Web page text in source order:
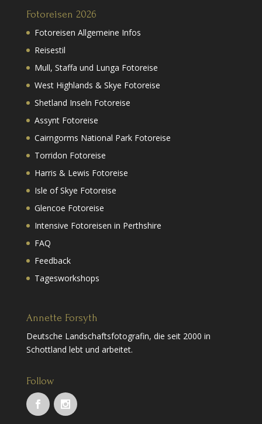
Fotoreisen 2026
Fotoreisen Allgemeine Infos
Reisestil
Mull, Staffa und Lunga Fotoreise
West Highlands & Skye Fotoreise
Shetland Inseln Fotoreise
Assynt Fotoreise
Cairngorms National Park Fotoreise
Torridon Fotoreise
Harris & Lewis Fotoreise
Isle of Skye Fotoreise
Glencoe Fotoreise
Intensive Fotoreisen in Perthshire
FAQ
Feedback
Tagesworkshops
Annette Forsyth
Deutsche Landschaftsfotografin, die seit 2000 in
Schottland lebt und arbeitet.
Follow